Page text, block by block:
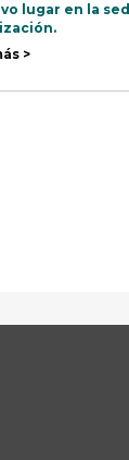
lugar en la
>